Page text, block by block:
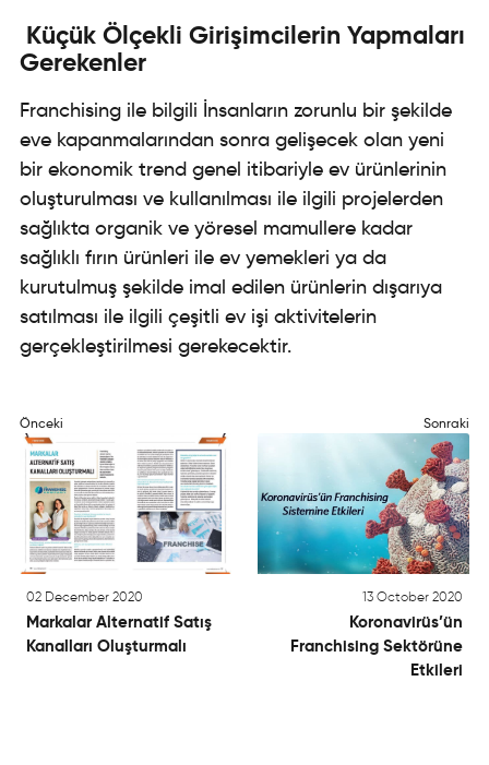
Küçük Ölçekli Girişimcilerin Yapmaları
Gerekenler
Franchising ile bilgili İnsanların zorunlu bir şekilde
eve kapanmalarından sonra gelişecek olan yeni
bir ekonomik trend genel itibariyle ev ürünlerinin
oluşturulması ve kullanılması ile ilgili projelerden
sağlıkta organik ve yöresel mamullere kadar
sağlıklı fırın ürünleri ile ev yemekleri ya da
kurutulmuş şekilde imal edilen ürünlerin dışarıya
satılması ile ilgili çeşitli ev işi aktivitelerin
gerçekleştirilmesi gerekecektir.
Önceki
02 December 2020
Markalar Alternatif Satış
Kanalları Oluşturmalı
Sonraki
13 October 2020
Koronavirüs’ün
Franchising Sektörüne
Etkileri